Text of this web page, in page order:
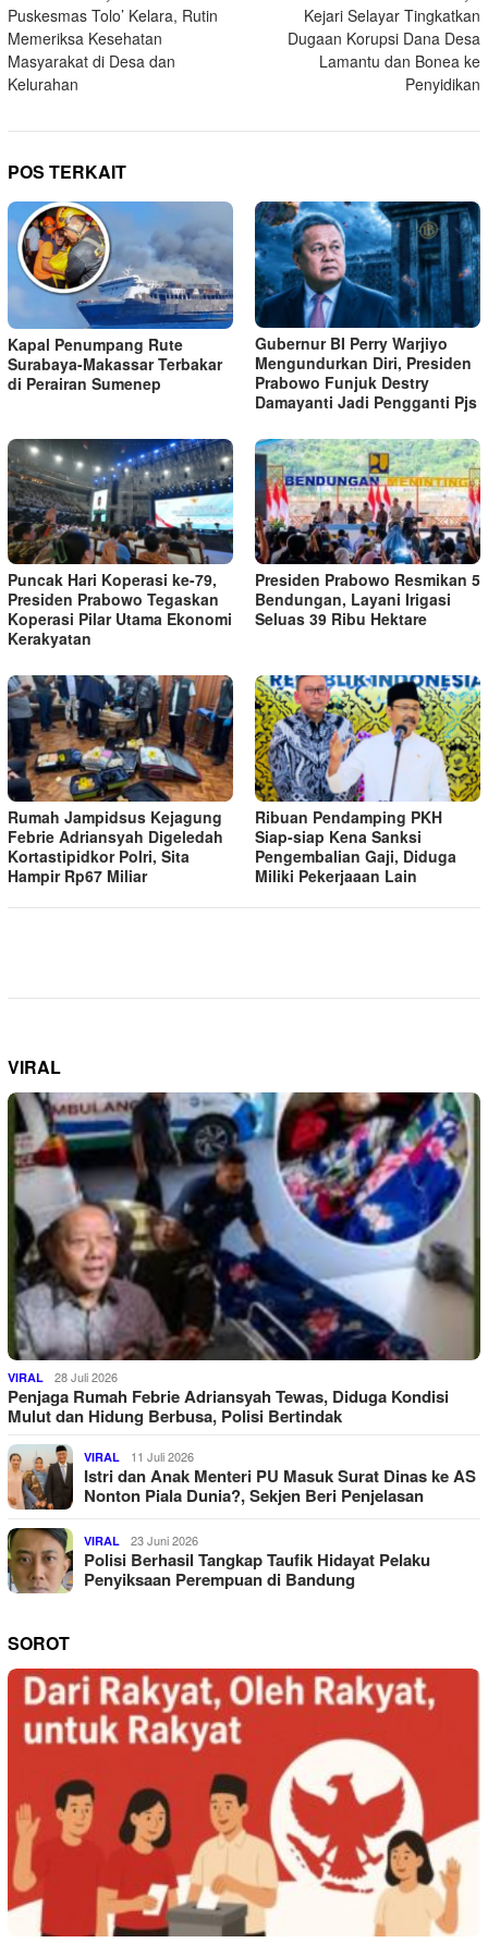
pos
Puskesmas Tolo’ Kelara, Rutin
Memeriksa Kesehatan
Masyarakat di Desa dan
Kelurahan
Kejari Selayar Tingkatkan
Dugaan Korupsi Dana Desa
Lamantu dan Bonea ke
Penyidikan
POS TERKAIT
Kapal Penumpang Rute
Surabaya-Makassar Terbakar
di Perairan Sumenep
Gubernur BI Perry Warjiyo
Mengundurkan Diri, Presiden
Prabowo Funjuk Destry
Damayanti Jadi Pengganti Pjs
Puncak Hari Koperasi ke-79,
Presiden Prabowo Tegaskan
Koperasi Pilar Utama Ekonomi
Kerakyatan
Presiden Prabowo Resmikan 5
Bendungan, Layani Irigasi
Seluas 39 Ribu Hektare
Rumah Jampidsus Kejagung
Febrie Adriansyah Digeledah
Kortastipidkor Polri, Sita
Hampir Rp67 Miliar
Ribuan Pendamping PKH
Siap-siap Kena Sanksi
Pengembalian Gaji, Diduga
Miliki Pekerjaaan Lain
VIRAL
VIRAL 28 Juli 2026
Penjaga Rumah Febrie Adriansyah Tewas, Diduga Kondisi
Mulut dan Hidung Berbusa, Polisi Bertindak
VIRAL 11 Juli 2026
Istri dan Anak Menteri PU Masuk Surat Dinas ke AS
Nonton Piala Dunia?, Sekjen Beri Penjelasan
VIRAL 23 Juni 2026
Polisi Berhasil Tangkap Taufik Hidayat Pelaku
Penyiksaan Perempuan di Bandung
SOROT